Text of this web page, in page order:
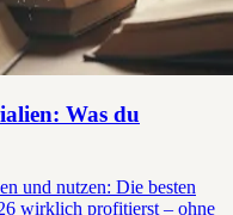
Was du
und nutzen: Die besten
wirklich profitierst – ohne